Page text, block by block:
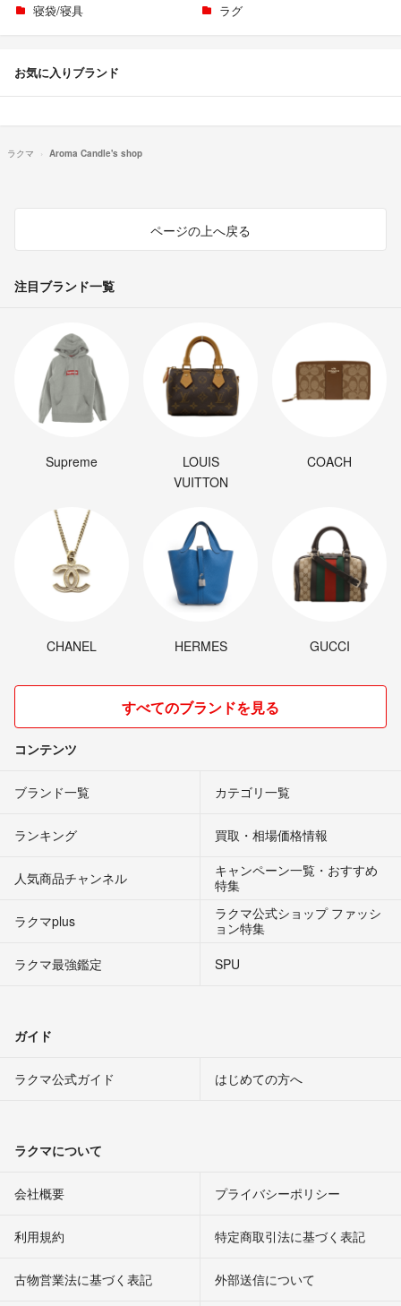
寝袋/寝具
ラグ
お気に入りブランド
ラクマ Aroma Candle's shop
ページの上へ戻る
注目ブランド一覧
Supreme
LOUIS
VUITTON
COACH
CHANEL HERMES GUCCI
すべてのブランドを見る
コンテンツ
ブランド一覧 カテゴリ一覧
ランキング 買取・相場価格情報
人気商品チャンネル
キャンペーン一覧・おすすめ
特集
ラクマplus
ラクマ公式ショップ ファッシ
ョン特集
ラクマ最強鑑定
SPU
ガイド
ラクマ公式ガイド はじめての方へ
ラクマについて
会社概要 プライバシーポリシー
利用規約 特定商取引法に基づく表記
古物営業法に基づく表記 外部送信について